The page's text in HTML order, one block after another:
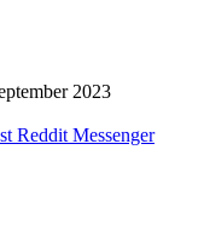
2023
Reddit Messenger